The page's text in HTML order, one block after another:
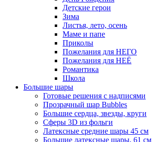
Детские герои
Зима
Листья, лето, осень
Маме и папе
Приколы
Пожелания для НЕГО
Пожелания для НЕЁ
Романтика
Школа
Большие шары
Готовые решения с надписями
Прозрачный шар Bubbles
Большие сердца, звезды, круги
Сферы 3D из фольги
Латексные средние шары 45 см
Большие латексные шары, 61 см